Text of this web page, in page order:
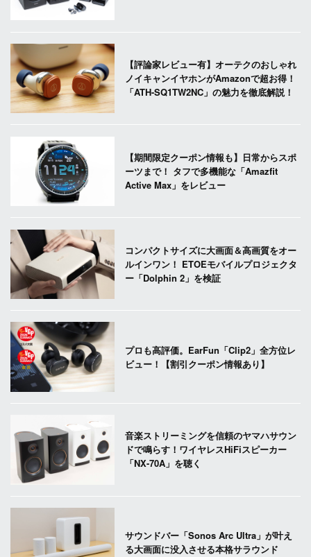
【評論家レビュー有】オーテクのおしゃれ
ノイキャンイヤホンがAmazonで超お得！
「ATH-SQ1TW2NC」の魅力を徹底解説！
【期間限定クーポン情報も】日常からスポ
ーツまで！ タフで多機能な「Amazfit
Active Max」をレビュー
コンパクトサイズに大画面＆高画質をオー
ルインワン！ ETOEモバイルプロジェクタ
ー「Dolphin 2」を検証
プロも高評価。EarFun「Clip2」全方位レ
ビュー！【割引クーポン情報あり】
音楽ストリーミングを信頼のヤマハサウン
ドで鳴らす！ワイヤレスHiFiスピーカー
「NX-70A」を聴く
サウンドバー「Sonos Arc Ultra」が叶え
る大画面に没入させる本格サラウンド